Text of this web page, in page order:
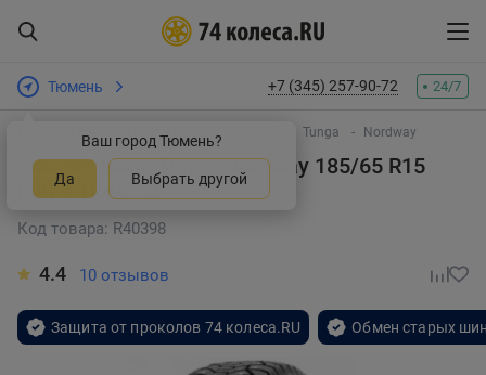
Тюмень
Ваш город Тюмень?
Да Выбрать другой
+7 (345) 257-90-72 24/7
Интернет-магазин шин и дисков Tunga Nordway
Зимняя шина Tunga Nordway 185/65 R15
88Qв Тюмени
Код товара: R40398
4.4 10 отзывов
Защита от проколов 74 колеса.RU Обмен старых